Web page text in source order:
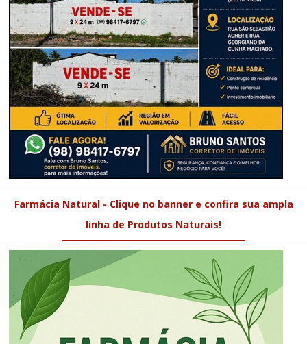
Farmácia Natural - Clique no banner e confira sua ampla
linha de Produtos Naturais!